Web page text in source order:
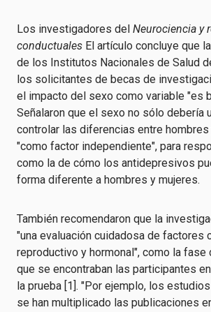
Los investigadores del Neurociencia y
conductuales El artículo concluye que
de los Institutos Nacionales de Salud
los solicitantes de becas de
el impacto del sexo como variable "es
Señalaron que el sexo no sólo debería
controlar las diferencias entre
"como factor independiente", para
como la de cómo los antidepresivos
forma diferente a hombres y mujeres.
También recomendaron que la
"una evaluación cuidadosa de factores
reproductivo y hormonal", como la fase
que se encontraban las participantes
la prueba [1]. "Por ejemplo, los
se han multiplicado las publicaciones